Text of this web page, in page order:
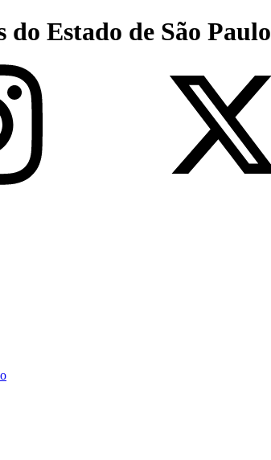
do Estado de São Paulo